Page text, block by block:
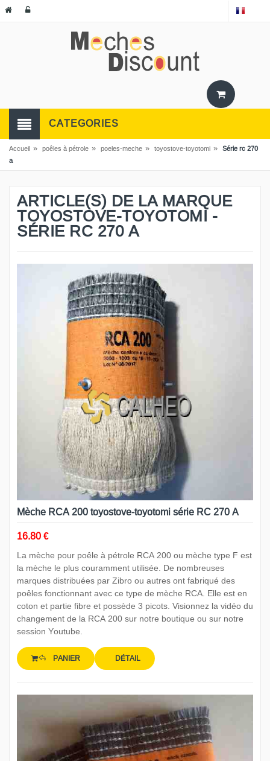
CATEGORIES
Accueil » poêles à pétrole » poeles-meche » toyostove-toyotomi »
Série rc 270
a
ARTICLE(S) DE LA MARQUE
TOYOSTOVE-TOYOTOMI -
SÉRIE RC 270 A
Mèche RCA 200 toyostove-toyotomi série RC 270 A
16.80 €
La mèche pour poêle à pétrole RCA 200 ou mèche type F est
la mèche le plus couramment utilisée. De nombreuses
marques distribuées par Zibro ou autres ont fabriqué des
poêles fonctionnant avec ce type de mèche RCA. Elle est en
coton et partie fibre et possède 3 picots. Visionnez la vidéo du
changement de la RCA 200 sur notre boutique ou sur notre
session Youtube.
PANIER DÉTAIL